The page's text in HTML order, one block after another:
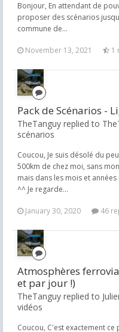
Bonjour, En attendant de
proposer des scénarios
commune de...
November 13, 2021 1
Pack de Scénarios -
TheTanguy replied to
scénarios
Coucou, Je suis désolé du
500km de chez moi, sans
mais dans les mois et
^^ Je regarde...
January 30, 2020 46
Atmosphères
et par jour !)
TheTanguy replied to
vidéos
Coucou, C'est exactement